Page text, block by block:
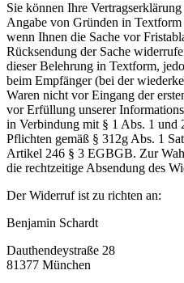
Sie können Ihre
Angabe von Gründen in
wenn Ihnen die Sache vor
Rücksendung der Sache
dieser Belehrung in Textform,
beim Empfänger (bei der
Waren nicht vor Eingang der
vor Erfüllung unserer
in Verbindung mit § 1 Abs. 1 und
Pflichten gemäß § 312g Abs. 1
Artikel 246 § 3 EGBGB. Zur
die rechtzeitige Absendung des
Der Widerruf ist zu richten an:
Benjamin Schardt
Dauthendeystraße 28
81377 München